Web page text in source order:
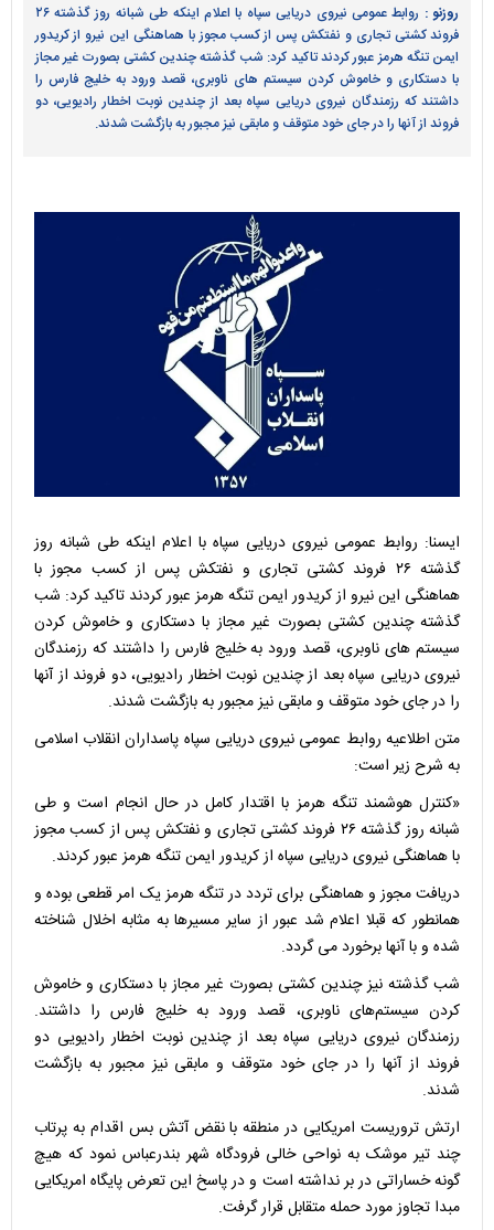
روزنو :
روابط عمومی نیروی دریایی سپاه با اعلام اینکه طی شبانه روز گذشته ۲۶
فروند کشتی تجاری و نفتکش پس از کسب مجوز با هماهنگی این نیرو از کریدور
ایمن تنگه هرمز عبور کردند تاکید کرد: شب گذشته چندین کشتی بصورت غیر مجاز
با دستکاری و خاموش کردن سیستم های ناوبری، قصد ورود به خلیج فارس را
داشتند که رزمندگان نیروی دریایی سپاه بعد از چندین نوبت اخطار رادیویی، دو
فروند از آنها را در جای خود متوقف و مابقی نیز مجبور به بازگشت شدند.
ایسنا: روابط عمومی نیروی دریایی سپاه با اعلام اینکه طی شبانه روز
گذشته ۲۶ فروند کشتی تجاری و نفتکش پس از کسب مجوز با
هماهنگی این نیرو از کریدور ایمن تنگه هرمز عبور کردند تاکید کرد: شب
گذشته چندین کشتی بصورت غیر مجاز با دستکاری و خاموش کردن
سیستم های ناوبری، قصد ورود به خلیج فارس را داشتند که رزمندگان
نیروی دریایی سپاه بعد از چندین نوبت اخطار رادیویی، دو فروند از آنها
را در جای خود متوقف و مابقی نیز مجبور به بازگشت شدند.
متن اطلاعیه روابط عمومی نیروی دریایی سپاه پاسداران انقلاب اسلامی
به شرح زیر است:
«کنترل هوشمند تنگه هرمز با اقتدار کامل در حال انجام است و طی
شبانه روز گذشته ۲۶ فروند کشتی تجاری و نفتکش پس از کسب مجوز
با هماهنگی نیروی دریایی سپاه از کریدور ایمن تنگه هرمز عبور کردند.
دریافت مجوز و هماهنگی برای تردد در تنگه هرمز یک امر قطعی بوده و
همانطور که قبلا اعلام شد عبور از سایر مسیرها به مثابه اخلال شناخته
شده و با آنها برخورد می گردد.
شب گذشته نیز چندین کشتی بصورت غیر مجاز با دستکاری و خاموش
کردن سیستم‌های ناوبری، قصد ورود به خلیج فارس را داشتند.
رزمندگان نیروی دریایی سپاه بعد از چندین نوبت اخطار رادیویی دو
فروند از آنها را در جای خود متوقف و مابقی نیز مجبور به بازگشت
شدند.
ارتش تروریست امریکایی در منطقه با نقض آتش بس اقدام به پرتاب
چند تیر موشک به نواحی خالی فرودگاه شهر بندرعباس نمود که هیچ
گونه خساراتی در بر نداشته است و در پاسخ این تعرض پایگاه امریکایی
مبدا تجاوز مورد حمله متقابل قرار گرفت.